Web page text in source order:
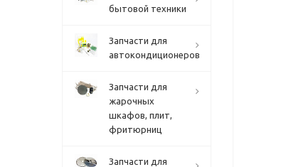
бытовой техники
Запчасти для
автокондиционеров
Запчасти для
жарочных
шкафов, плит,
фритюрниц
Запчасти для